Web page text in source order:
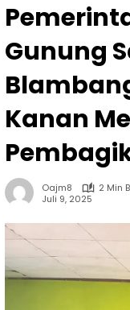
Gunung
Kanan
Oajm8
2 Min
Juli 9, 2025